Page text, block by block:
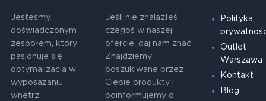
Jesteśmy
doświadczonym
zespołem, który
pasjonuje się
optymalizacją w
wyposażaniu
wnętrz
Jeśli nie znalazłeś
czegoś w naszej
ofercie, daj nam znać.
Znajdziemy
poszukiwane przez
Ciebie produkty i
poinformujemy o
Polityka
Outlet
Warszawa
Kontakt
Blog